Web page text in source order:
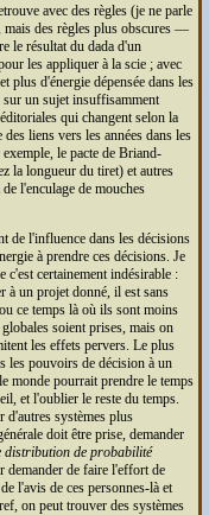
avec des règles (je ne parle
mais des règles plus obscures —
le résultat du dada d'un
les appliquer à la scie ; avec
plus d'énergie dépensée dans les
un sujet insuffisamment
qui changent selon la
liens vers les années dans les
le pacte de Briand-
la longueur du tiret) et autres
l'enculage de mouches
de l'influence dans les décisions
à prendre ces décisions. Je
c'est certainement indésirable :
à un projet donné, il est sans
ce temps là où ils sont moins
soient prises, mais on
les effets pervers. Le plus
les pouvoirs de décision à un
monde pourrait prendre le temps
et l'oublier le reste du temps.
systèmes plus
doit être prise, demander
distribution de probabilité
demander de faire l'effort de
l'avis de ces personnes-là et
on peut trouver des systèmes